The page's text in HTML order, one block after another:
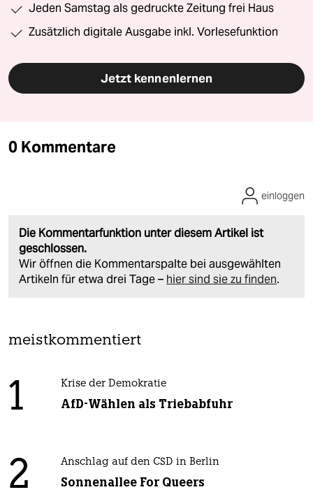
Jeden Samstag als gedruckte Zeitung frei Haus
Zusätzlich digitale Ausgabe inkl. Vorlesefunktion
Jetzt kennenlernen
0 Kommentare
Die Kommentarfunktion unter diesem Artikel ist
geschlossen.
Wir öffnen die Kommentarspalte bei ausgewählten
Artikeln für etwa drei Tage – hier sind sie zu finden.
einloggen
meistkommentiert
1 Krise der Demokratie
AfD-Wählen als Triebabfuhr
2 Anschlag auf den CSD in Berlin
Sonnenallee For Queers